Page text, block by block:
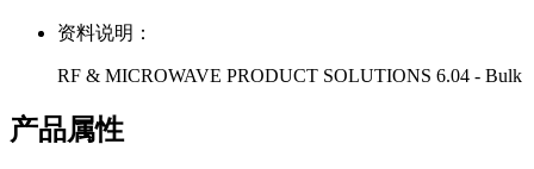
资料说明：
RF & MICROWAVE PRODUCT SOLUTIONS 6.04 - Bulk
产品属性